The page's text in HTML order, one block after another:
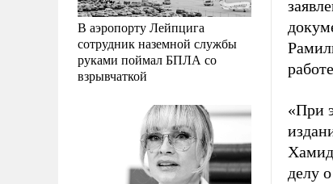
В аэропорту Лейпцига
сотрудник наземной службы
руками поймал БПЛА со
взрывчаткой
«При
делу